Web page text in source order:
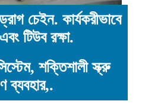
চেইন. কার্যকরীভাবে
টিউব রক্ষা.
শক্তিশালী স্ক্রু
ব্যবহার,.